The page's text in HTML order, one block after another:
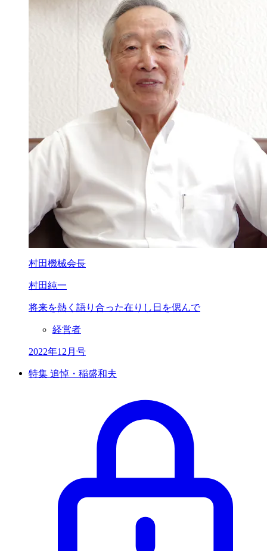
村田機械会長
村田純一
将来を熱く語り合った在りし日を偲んで
経営者
2022年12月号
特集 追悼・稲盛和夫